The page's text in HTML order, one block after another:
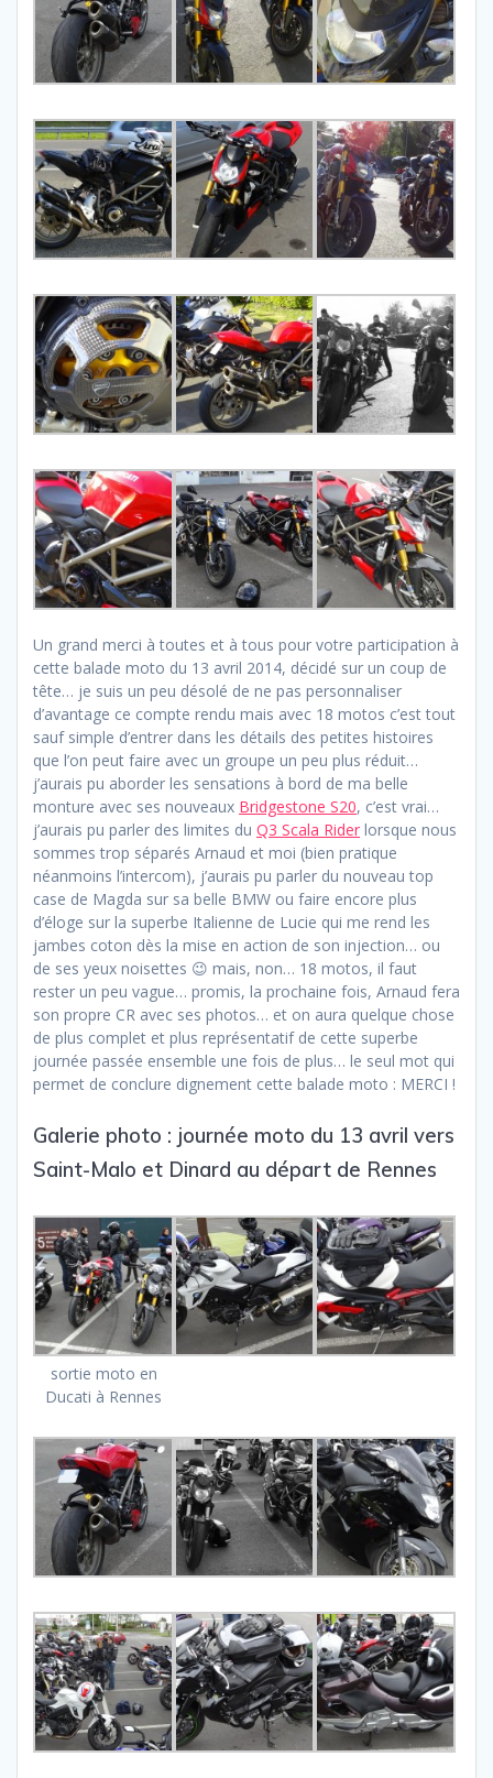
Un grand merci à toutes et à tous pour votre participation à
cette balade moto du 13 avril 2014, décidé sur un coup de
tête… je suis un peu désolé de ne pas personnaliser
d’avantage ce compte rendu mais avec 18 motos c’est tout
sauf simple d’entrer dans les détails des petites histoires
que l’on peut faire avec un groupe un peu plus réduit…
j’aurais pu aborder les sensations à bord de ma belle
monture avec ses nouveaux Bridgestone S20, c’est vrai…
j’aurais pu parler des limites du Q3 Scala Rider lorsque nous
sommes trop séparés Arnaud et moi (bien pratique
néanmoins l’intercom), j’aurais pu parler du nouveau top
case de Magda sur sa belle BMW ou faire encore plus
d’éloge sur la superbe Italienne de Lucie qui me rend les
jambes coton dès la mise en action de son injection… ou
de ses yeux noisettes 😉 mais, non… 18 motos, il faut
rester un peu vague… promis, la prochaine fois, Arnaud fera
son propre CR avec ses photos… et on aura quelque chose
de plus complet et plus représentatif de cette superbe
journée passée ensemble une fois de plus… le seul mot qui
permet de conclure dignement cette balade moto : MERCI !
Galerie photo : journée moto du 13 avril vers
Saint-Malo et Dinard au départ de Rennes
sortie moto en
Ducati à Rennes